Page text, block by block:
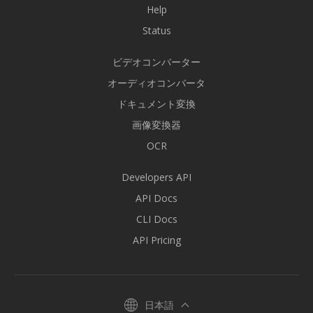
Help
Status
ビデオコンバーター
オーディオコンバータ
ドキュメント変換
画像変換器
OCR
Developers API
API Docs
CLI Docs
API Pricing
日本語